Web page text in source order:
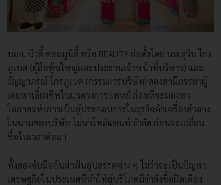
บมจ. บิวตี้ คอมมูนิตี้ หรือ BEAUTY ก่อตั้งโดย นพ.สุวิน ไกร
ภูเบศ (ผู้ถือหุ้นใหญ่และประธานเจ้าหน้าที่บริหาร) และ
ธัญญาภรณ์ ไกรภูเบศ (กรรมการบริษัท) สองสามีภรรยาผู้
เคยหาเลี้ยงชีพในแวดวงการแพทย์ ก่อนที่จะมองหา
โอกาสแห่งการเป็นผู้ประกอบการในธุรกิจค้าเครื่องสำอาง
ในนามของบริษัท โมนาโพลิแตนท์ จำกัด ก่อนจะเปลี่ยน
ชื่อในเวลาต่อมา
ทั้งสองจับมือกันฝ่าฟันอุปสรรคต่าง ๆ ไม่ว่าจะเป็นปัญหา
เศรษฐกิจในประเทศที่ทำให้ผู้บริโภคมีกำลังซื้อฝืดเคือง